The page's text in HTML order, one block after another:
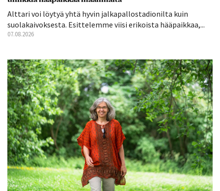
Alttari voi löytyä yhtä hyvin jalkapallostadionilta kuin
suolakaivoksesta. Esittelemme viisi erikoista hääpaikkaa,...
07.08.2026